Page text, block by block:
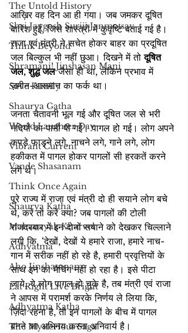
The Untold History
Shri Jaygosh Suriji Janmotsav
Think Beyond
Shramani! Jinshasan Mani
Save Family
Shaurya Gatha
World Laughter Day
Vibrant Current
Vande Shasanam
Think Once Again
Shaurya Katha
Mahanayak Kharvel
Adhyatma
Aho Jinshasanam
Eat Right Live Bright
Adhyatma Katha
The Mysterious Saga
आख़िर वह दिन आ ही गया। जब जमकर दूषित
बारिश हुई, जिसे शास्त्रों में कुवृष्टि बताई गई है।
राजा एवं मंत्री ने सचेत होकर बाहर का प्रदूषित
जल बिल्कुल भी नहीं छुआ। दिखने में तो दूषित
जल, शुद्ध जल जैसा ही था, लेकिन प्रभाव में
ज़मीन-आसमान का फर्क था।
जनता चेतावनी भूल गई और दूषित जल से भरी
नदियों का पानी पी गई। पागल हो गई। लोग अपने
कपड़े फाड़ने लगे, नाचने लगे, गाने लगे, लोग
हकीकत में पागल होकर पागलों सी हरकतें करने
लगे थे।
पूरे राज्य में राजा एवं मंत्री दो ही सयाने लोग बचे
थे, करें तो करें क्या? जब पागलों की टोली
राजदरबार में इन दोनों सयाने को देखकर चिल्लाने
लगी कि, ‘देखों, देखों ये हमारे राजा, हमारे नाच-
गान में सरीक नहीं हो रहे है, हमारी प्रवृत्तियों के
साथ इन का मैचिंग नहीं हो रहा है। इसे पीटा
जाये, ये लोग पागल हो चुके है, तब मंत्री एवं राजा
ने आपस में परामर्श करके निर्णय ले लिया कि,
ज़िंदा रहना है, तो इन पागलों के बीच में पागल
बनने का अभिनय करना अनिवार्य है।